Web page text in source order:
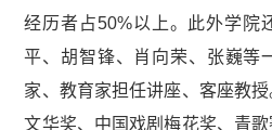
经历者占50%以上。此外学院
平、胡智锋、肖向荣、张巍等
家、教育家担任讲座、客座教授
文华奖、中国戏剧梅花奖、青